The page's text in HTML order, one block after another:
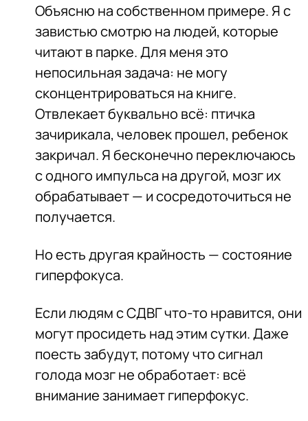
Объясню на собственном примере. Я с
завистью смотрю на людей, которые
читают в парке. Для меня это
непосильная задача: не могу
сконцентрироваться на книге.
Отвлекает буквально всё: птичка
зачирикала, человек прошел, ребенок
закричал. Я бесконечно переключаюсь
с одного импульса на другой, мозг их
обрабатывает — и сосредоточиться не
получается.
Но есть другая крайность — состояние
гиперфокуса.
Если людям с СДВГ что-то нравится, они
могут просидеть над этим сутки. Даже
поесть забудут, потому что сигнал
голода мозг не обработает: всё
внимание занимает гиперфокус.